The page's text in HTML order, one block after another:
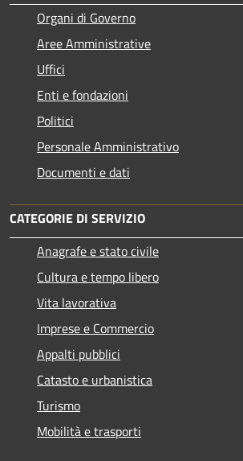
Organi di Governo
Aree Amministrative
Uffici
Enti e fondazioni
Politici
Personale Amministrativo
Documenti e dati
CATEGORIE DI SERVIZIO
Anagrafe e stato civile
Cultura e tempo libero
Vita lavorativa
Imprese e Commercio
Appalti pubblici
Catasto e urbanistica
Turismo
Mobilità e trasporti